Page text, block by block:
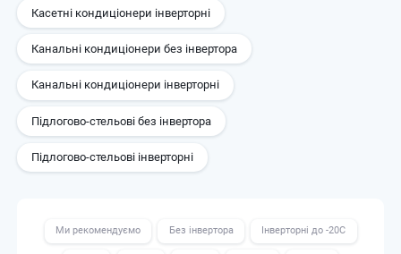
Касетні кондиціонери інверторні
Канальні кондиціонери без інвертора
Канальні кондиціонери інверторні
Підлогово-стельові без інвертора
Підлогово-стельові інверторні
Ми рекомендуємо Без інвертора Інверторні до -20С